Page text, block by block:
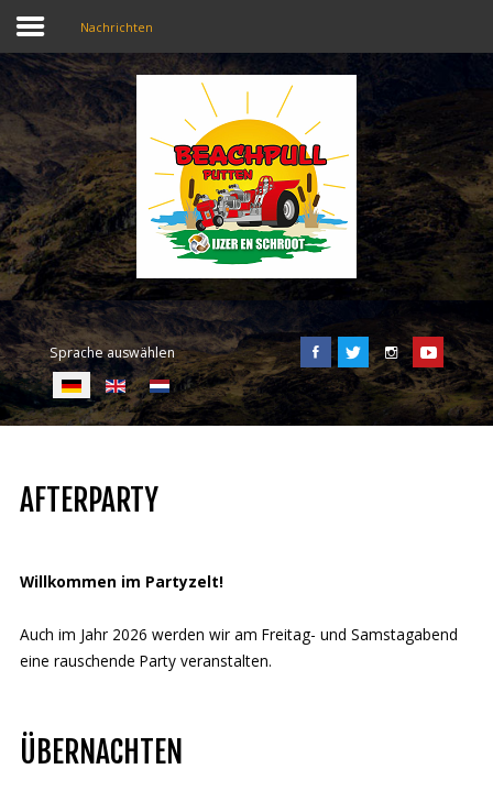
Home
Beachpull
Zugang und Ort
Aktivitäten
E-Tickets
Deutsch
Nachrichten
SEARCHOUR SITE
Sprache auswählen
AFTERPARTY
Willkommen im Partyzelt!
Auch im Jahr 2026 werden wir am Freitag- und Samstagabend
eine rauschende Party veranstalten.
ÜBERNACHTEN